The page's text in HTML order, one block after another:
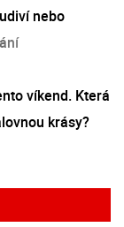
nebo
víkend. Která
krásy?